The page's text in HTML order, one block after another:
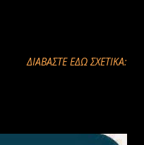
ΔΙΑΒΑΣΤΕ ΕΔΩ ΣΧΕΤΙΚΑ: